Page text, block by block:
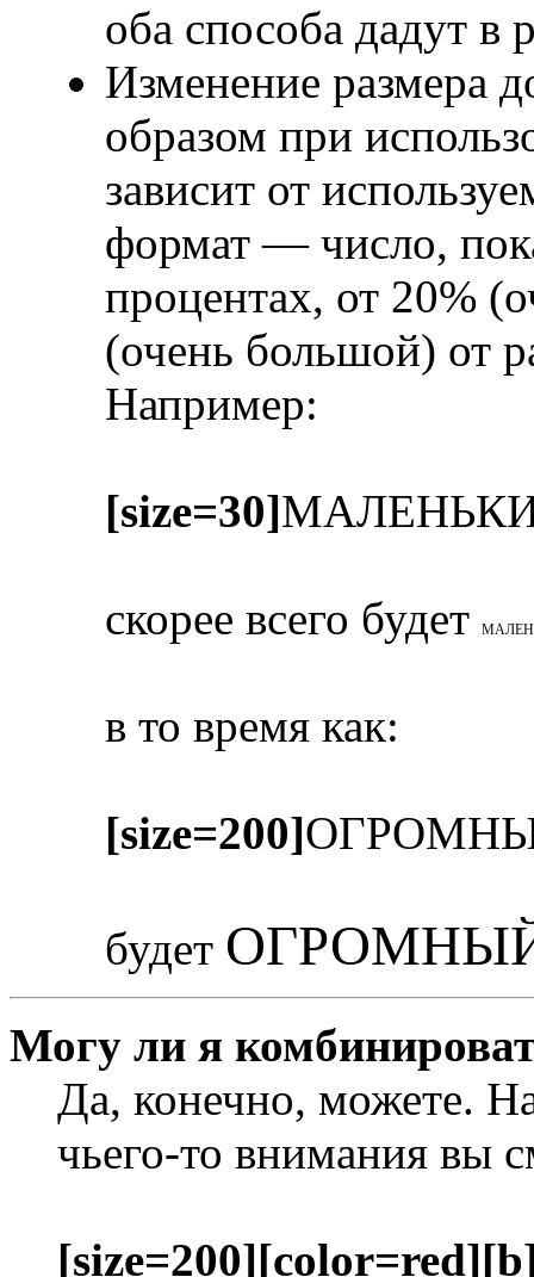
оба способа дадут в
Изменение размера
образом при
зависит от
формат — число,
процентах, от 20%
(очень большой) от
Например:
[size=30]
скорее всего будет
в то время как:
[size=200]
будет
Могу ли я
Да, конечно, можете.
чьего-то внимания вы